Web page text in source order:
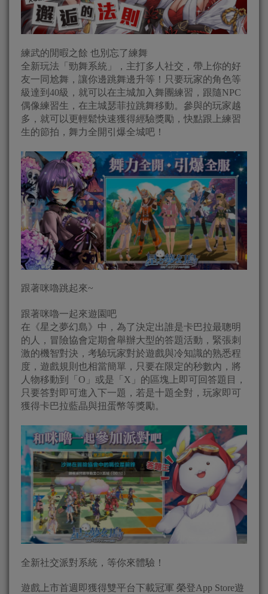
練武的閒暇之餘 也別忘了練舞
全新玩法「勁舞系統」，主打多人社交，帶上你的好
友一同尬舞，讓你邊跳舞邊升等！只要玩家的角色等
級達到40級，就可以在主城加入舞團練習，跟隨NPC
偶像練習生，在主城瑟菲拉跳舞移動。參與的玩家越
多，就可以更輕鬆快速獲得經驗獎勵，快點跟上練習
生的節拍，舞力全開引爆全城吧！
跟著咪嚕跳起來~
跟著咪嚕一起來遊園吧
在《星之夢幻島》中，為了決定出誰是卡巴拉最聰明
的人，冒險協會定期會舉辦大型的答題活動，緊張刺
激的機智對決，考驗玩家對於遊戲與冷知識的熟悉程
度，遊戲規則也相當簡單，只要在限定的秒數內，將
人物移動到「O」或是「X」的區塊上即可回答題目，
只要答對即可進入下一題，若是十題全對，玩家即可
獲得卡巴拉藍晶與扭蛋幣等獎勵。
全新社交派對系統，等你來體驗！
遊戲上市首週即獲得雙平台下載冠軍 榮登App Store遊